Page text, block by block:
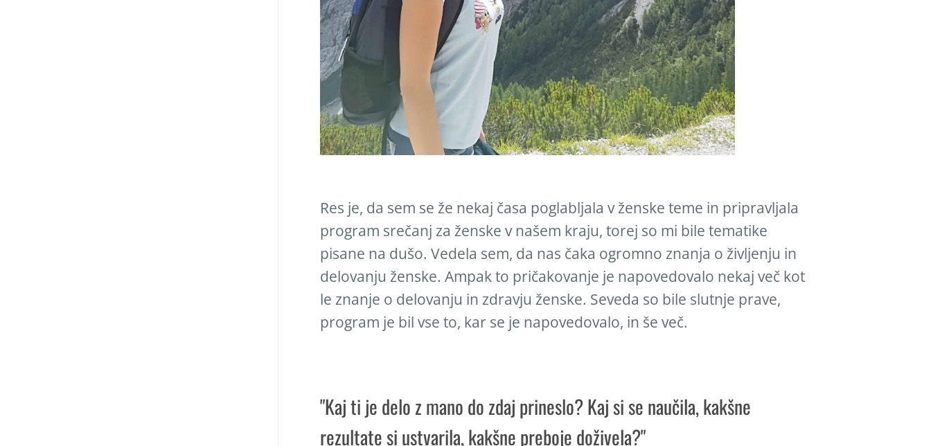
Res je, da sem se že nekaj časa poglabljala v ženske teme in pripravljala
program srečanj za ženske v našem kraju, torej so mi bile tematike
pisane na dušo. Vedela sem, da nas čaka ogromno znanja o življenju in
delovanju ženske. Ampak to pričakovanje je napovedovalo nekaj več kot
le znanje o delovanju in zdravju ženske. Seveda so bile slutnje prave,
program je bil vse to, kar se je napovedovalo, in še več.
"Kaj ti je delo z mano do zdaj prineslo? Kaj si se naučila, kakšne
rezultate si ustvarila, kakšne preboje doživela?"